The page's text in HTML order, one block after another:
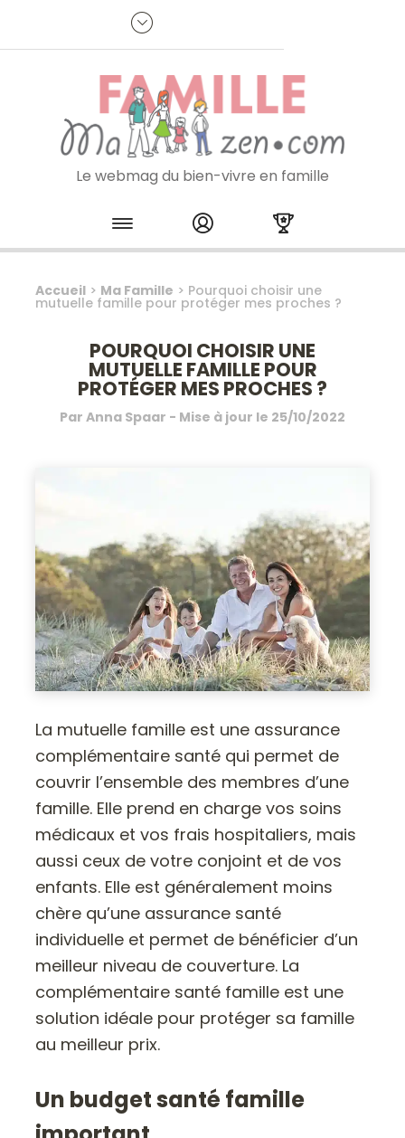
Je m'inscris à la newsletter
Le webmag du bien-vivre en famille
Skip to content
Accueil > Ma Famille > Pourquoi choisir une
mutuelle famille pour protéger mes proches ?
POURQUOI CHOISIR UNE
MUTUELLE FAMILLE POUR
PROTÉGER MES PROCHES ?
Par Anna Spaar - Mise à jour le 25/10/2022
La mutuelle famille est une assurance
complémentaire santé qui permet de
couvrir l’ensemble des membres d’une
famille. Elle prend en charge vos soins
médicaux et vos frais hospitaliers, mais
aussi ceux de votre conjoint et de vos
enfants. Elle est généralement moins
chère qu’une assurance santé
individuelle et permet de bénéficier d’un
meilleur niveau de couverture. La
complémentaire santé famille est une
solution idéale pour protéger sa famille
au meilleur prix.
Un budget santé famille
Panneau de gestion des cookies